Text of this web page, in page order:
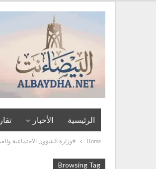
الرئيسية الأخبار
Home #وزارة الشؤون الاجتماعية
Browsing Tag